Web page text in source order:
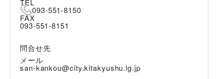
TEL
093-551-8150
FAX
093-551-8151
問合せ先
メール
san-kankou@city.kitakyushu.lg.jp